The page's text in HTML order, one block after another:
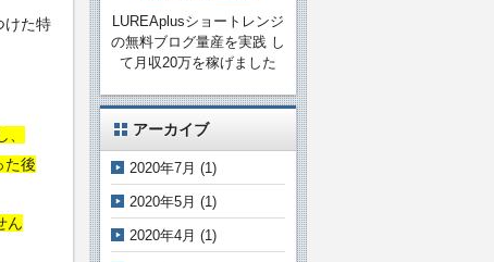
けた特
た後
ん
LUREAplusショートレンジ
の無料ブログ量産を実践 し
て月収20万を稼げました
アーカイブ
2020年7月 (1)
2020年5月 (1)
2020年4月 (1)